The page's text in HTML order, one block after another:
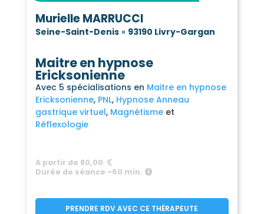
Murielle MARRUCCI
Seine-Saint-Denis» 93190 Livry-Gargan
Maitre en hypnose
Ericksonienne
Avec 5 spécialisations en Maitre en hypnose
Ericksonienne PNL Hypnose Anneau
gastrique virtuel Magnétisme
Réflexologie
A partir de 80,00
Durée de séance ~60 min.
PRENDRE RDV AVEC CE THÉRAPEUTE